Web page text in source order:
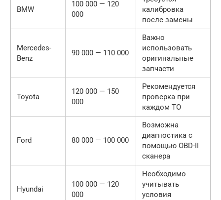
BMW
100 000 — 120
000
калибровка
после замены
Mercedes-
Benz
90 000 — 110 000
Важно
использовать
оригинальные
запчасти
Toyota
120 000 — 150
000
Рекомендуется
проверка при
каждом ТО
Ford 80 000 — 100 000
Возможна
диагностика с
помощью OBD-II
сканера
Hyundai
100 000 — 120
000
Необходимо
учитывать
условия